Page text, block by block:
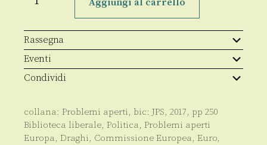
Rassegna
Eventi
Condividi
collana: Problemi aperti, bic: JPS, 2017, pp 250
Biblioteca liberale, Politica, Problemi aperti
Europa, Draghi, Commissione Europea, Euro,